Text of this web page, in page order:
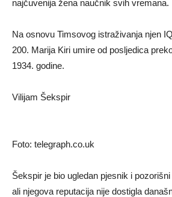
najčuvenija žena naučnik svih vremana.
Na osnovu Timsovog istraživanja njen
200. Marija Kiri umire od posljedica
1934. godine.
Vilijam Šekspir
Foto: telegraph.co.uk
Šekspir je bio ugledan pjesnik i
ali njegova reputacija nije dostigla